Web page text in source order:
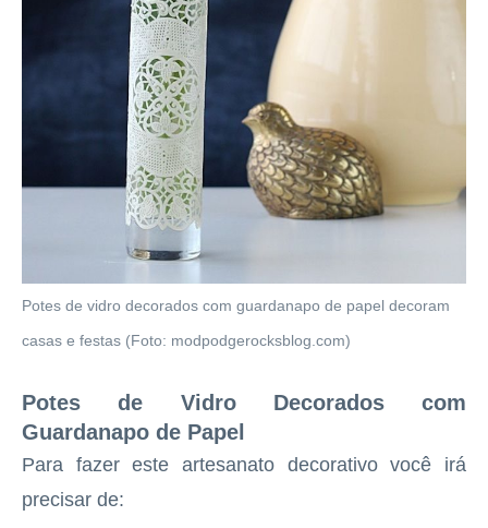
Potes de vidro decorados com guardanapo de papel decoram
casas e festas (Foto: modpodgerocksblog.com)
Potes de Vidro Decorados com
Guardanapo de Papel
Para fazer este artesanato decorativo você irá
precisar de: